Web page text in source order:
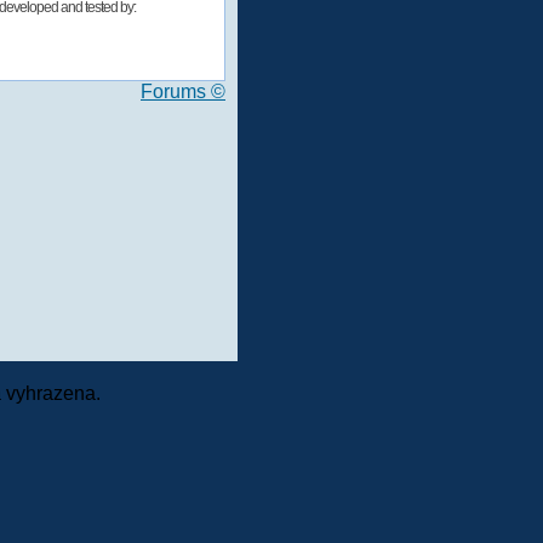
and tested by:
Forums ©
vyhrazena.